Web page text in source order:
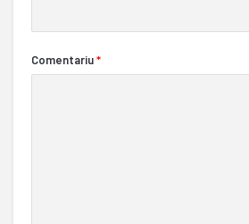
Comentariu*